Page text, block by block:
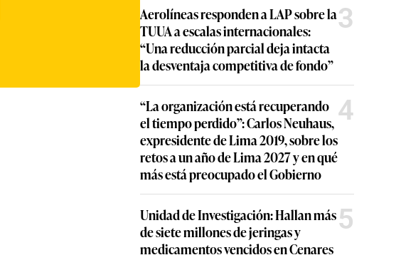
Aerolíneas responden a LAP sobre la
TUUA a escalas internacionales:
“Una reducción parcial deja intacta
la desventaja competitiva de fondo”
3
“La organización está recuperando
el tiempo perdido”: Carlos Neuhaus,
expresidente de Lima 2019, sobre los
retos a un año de Lima 2027 y en qué
más está preocupado el Gobierno
4
Unidad de Investigación: Hallan más
de siete millones de jeringas y
medicamentos vencidos en Cenares
5